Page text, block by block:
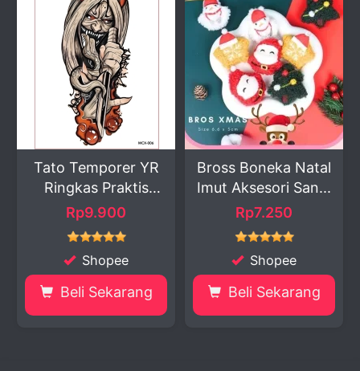
Tato Temporer YR
Ringkas Praktis
Dip...
Rp9.900
Shopee
Beli Sekarang
Bross Boneka Natal
Imut Aksesori San...
Rp7.250
Shopee
Beli Sekarang